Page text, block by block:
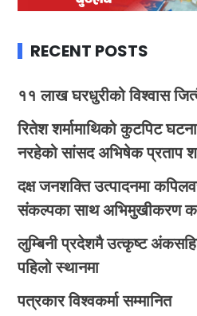
RECENT POSTS
११ लाख घरधुरीको विश्वास
रितेश शर्मामाथिको कुटपिट
नरहेको सांसद अभिषेक प्रताप
दक्ष जनशक्ति उत्पादनमा
संकल्पका साथ अभिमुखीकरण
लुम्बिनी प्रदेशमै उत्कृष्ट
पहिलो स्थानमा
पत्रकार विश्वकर्मा सम्मानित